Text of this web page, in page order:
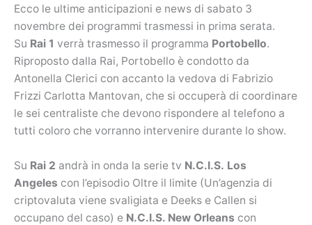
Ecco le ultime anticipazioni e news di sabato 3
novembre dei programmi trasmessi in prima serata.
Su Rai 1 verrà trasmesso il programma Portobello.
Riproposto dalla Rai, Portobello è condotto da
Antonella Clerici con accanto la vedova di Fabrizio
Frizzi Carlotta Mantovan, che si occuperà di coordinare
le sei centraliste che devono rispondere al telefono a
tutti coloro che vorranno intervenire durante lo show.
Su Rai 2 andrà in onda la serie tv N.C.I.S. Los
Angeles con l’episodio Oltre il limite (Un’agenzia di
criptovaluta viene svaligiata e Deeks e Callen si
occupano del caso) e N.C.I.S. New Orleans con